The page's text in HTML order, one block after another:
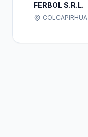
FERBOL S.R.L.
COLCAPIRHUA